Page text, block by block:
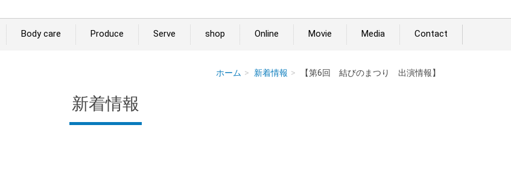
Body care Produce Serve shop Online Movie Media Contact
ホーム 新着情報 【第6回 結びのまつり 出演情報】
新着情報